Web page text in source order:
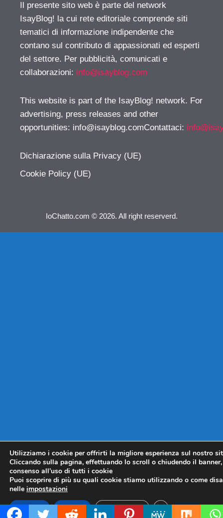
Il presente sito web è parte del network
IsayBlog! la cui rete editoriale comprende siti
tematici di informazione indipendente che
contano sul contributo di appassionati ed esperti
del settore. Per pubblicità, comunicati e
collaborazioni: info@isayblog.com
This website is part of the IsayBlog! network. For
advertising, press releases and other
opportunities: info@isayblog.comContattaci:
Dichiarazione sulla Privacy (UE)
Cookie Policy (UE)
IoChatto.com © 2026. All right reserverd.
Utilizziamo i cookie per offrirti la migliore esperienza sul nostro
Cliccando sulla pagina, effettuando lo scroll o chiudendo il
consenso all’uso di tutti i cookie
Puoi scoprire di più su quali cookie stiamo utilizzando o come
nelle impostazioni
Accetta Rifiuta Impostazioni CLOSE GDPR